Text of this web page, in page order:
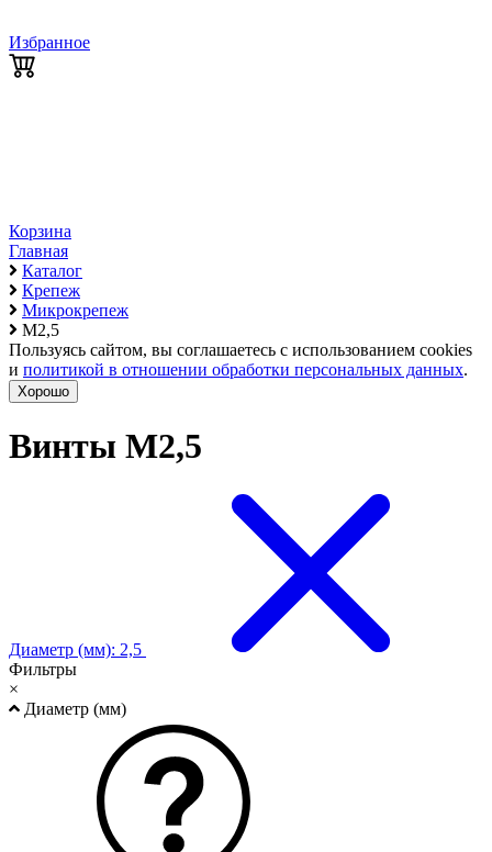
Избранное
Корзина
Главная
Каталог
Крепеж
Микрокрепеж
М2,5
Пользуясь сайтом, вы соглашаетесь с использованием cookies
и политикой в отношении обработки персональных данных.
Хорошо
Винты М2,5
Диаметр (мм): 2,5
Фильтры
×
Диаметр (мм)